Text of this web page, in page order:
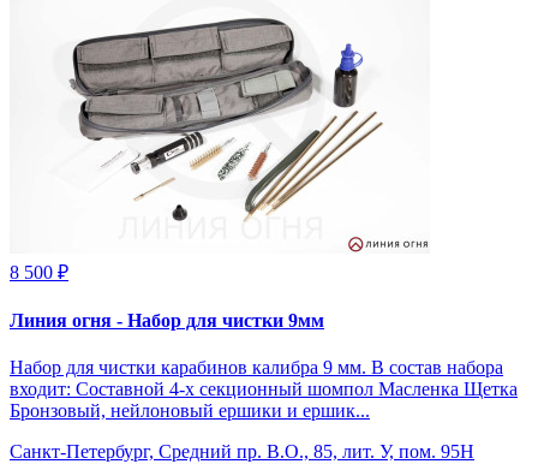
8 500 ₽
Линия огня - Набор для чистки 9мм
Набор для чистки карабинов калибра 9 мм. В состав набора
входит: Составной 4-х секционный шомпол Масленка Щетка
Бронзовый, нейлоновый ершики и ершик...
Санкт-Петербург, Средний пр. В.О., 85, лит. У, пом. 95Н